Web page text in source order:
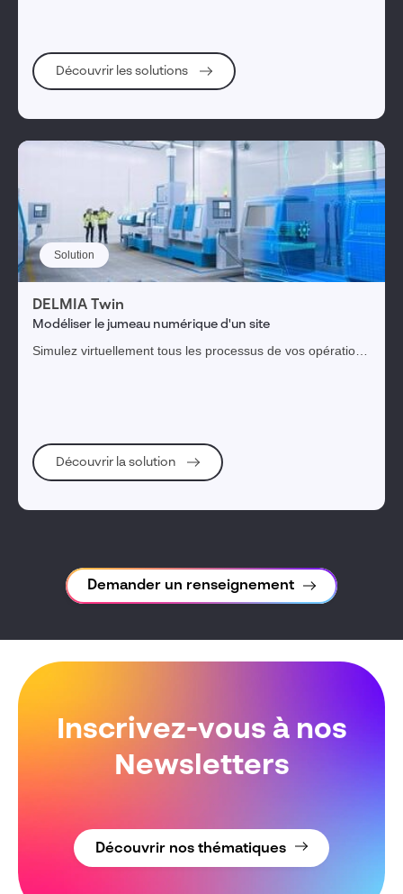
Découvrir les solutions
Solution
DELMIA Twin
Modéliser le jumeau numérique d'un site
Simulez virtuellement tous les processus de vos opération
Découvrir la solution
Demander un renseignement
Inscrivez-vous à nos
Newsletters
Découvrir nos thématiques